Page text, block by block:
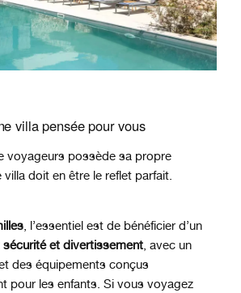
villa pensée pour vous
voyageurs possède sa propre
villa doit en être le reflet parfait.
, l’essentiel est de bénéficier d’un
sécurité et divertissement, avec un
des équipements conçus
pour les enfants. Si vous voyagez